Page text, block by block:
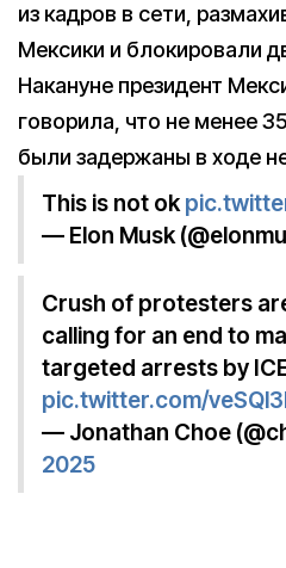
из кадров в сети,
Мексики и блокировали
Накануне президент
говорила, что не менее
были задержаны в ходе
This is not ok
— Elon Musk
Crush of protesters
calling for an end to
targeted arrests by
pic.twitter.com/
— Jonathan Choe
2025